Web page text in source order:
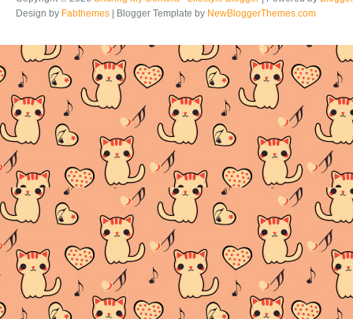
Design by Fabthemes | Blogger Template by NewBloggerThemes.com